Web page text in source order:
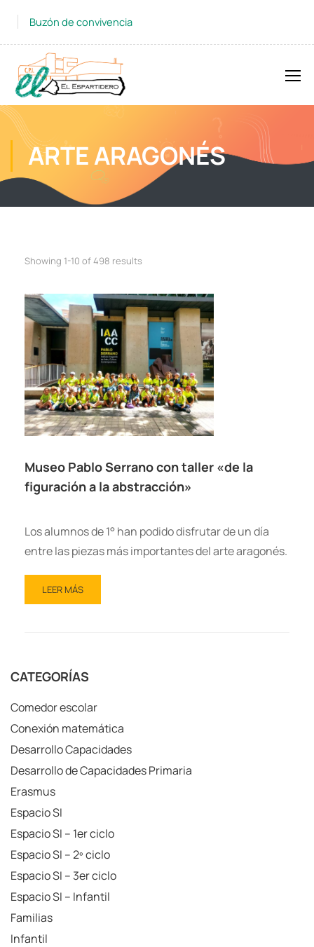
Buzón de convivencia
ARTE ARAGONÉS
Showing 1-10 of 498 results
Museo Pablo Serrano con taller «de la
figuración a la abstracción»
Los alumnos de 1° han podido disfrutar de un día
entre las piezas más importantes del arte aragonés.
LEER MÁS
CATEGORÍAS
Comedor escolar
Conexión matemática
Desarrollo Capacidades
Desarrollo de Capacidades Primaria
Erasmus
Espacio SI
Espacio SI – 1er ciclo
Espacio SI – 2º ciclo
Espacio SI – 3er ciclo
Espacio SI – Infantil
Familias
Infantil